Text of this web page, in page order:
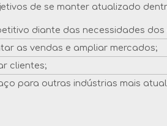
de se manter atualizado
diante das necessidades dos
as vendas e ampliar mercados;
clientes;
para outras indústrias mais